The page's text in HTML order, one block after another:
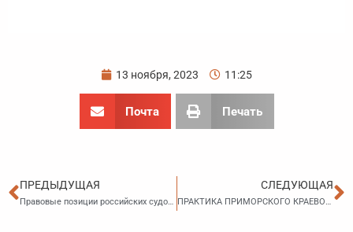
13 ноября, 2023 11:25
Почта Печать
Пред
ПРЕДЫДУЩАЯ
Правовые позиции российских судов…(16.10.2023)
СЛЕДУЮЩАЯ
ПРАКТИКА ПРИМОРСКОГО КРАЕВОГО СУДА: при каких условиях можно сохранить самовольную перепланировку